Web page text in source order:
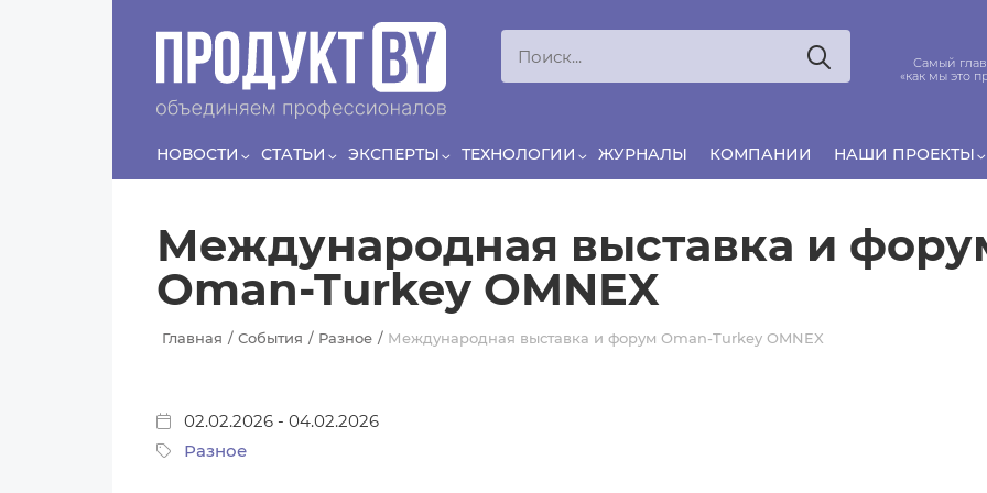
СергейЛЯШКО
Если у нас есть беспривязь, все животные
чипированы и есть программа-планировщик, на
проведение…
Принято считать, что еда — источник удовольствия,
вокруг…
Самый
«как мы это
НОВОСТИ СТАТЬИ ЭКСПЕРТЫ ТЕХНОЛОГИИ ЖУРНАЛЫ КОМПАНИИ НАШИ ПРОЕКТЫ
Международная выставка и
Oman-Turkey OMNEX
Главная События Разное Международная выставка и форум Oman-Turkey OMNEX
02.02.2026 - 04.02.2026
Разное